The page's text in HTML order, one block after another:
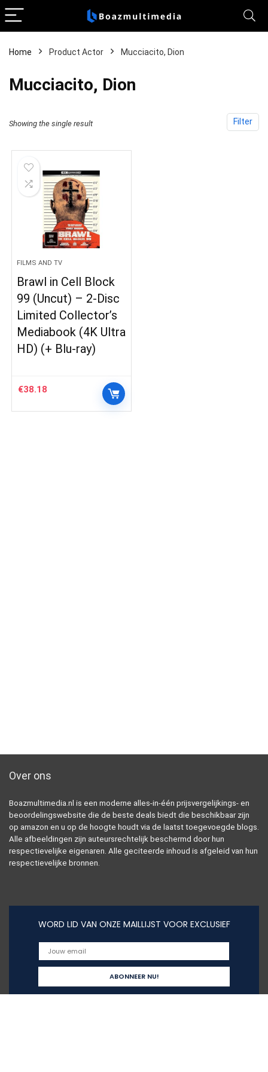
Home Product Actor Mucciacito, Dion
Mucciacito, Dion
Filter
Showing the single result
FILMS AND TV
Brawl in Cell Block
99 (Uncut) – 2-Disc
Limited Collector’s
Mediabook (4K Ultra
HD) (+ Blu-ray)
€38.18
Over ons
Boazmultimedia.nl is een moderne alles-in-één prijsvergelijkings- en
beoordelingswebsite die de beste deals biedt die beschikbaar zijn
op amazon en u op de hoogte houdt via de laatst toegevoegde blogs.
Alle afbeeldingen zijn auteursrechtelijk beschermd door hun
respectievelijke eigenaren. Alle geciteerde inhoud is afgeleid van hun
respectievelijke bronnen.
WORD LID VAN ONZE MAILLIJST VOOR EXCLUSIEF